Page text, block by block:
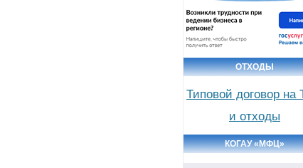
ОТХОДЫ
Типовой договор на
и отходы
КОГАУ «МФЦ»